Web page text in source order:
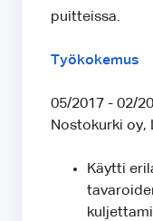
puitteissa.
Työkokemus
05/2017 - 02/
Nostokurki oy,
Käytti